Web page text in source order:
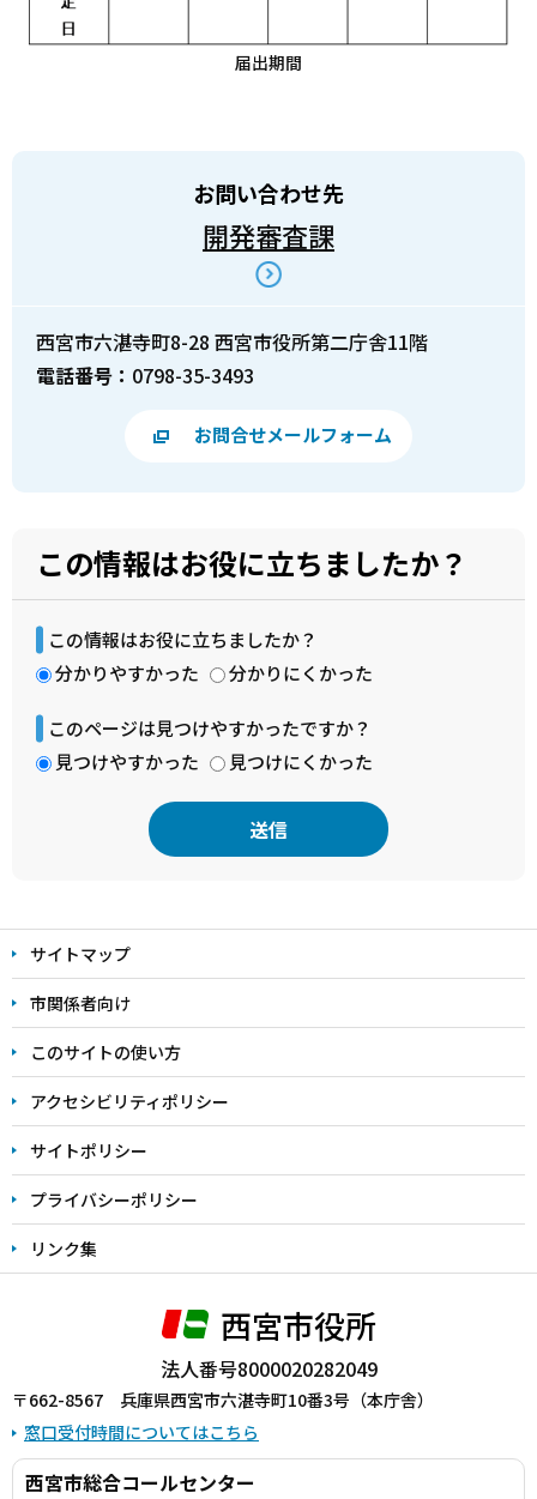
届出期間
お問い合わせ先
開発審査課
西宮市六湛寺町8-28 西宮市役所第二庁舎11階
電話番号： 0798-35-3493
お問合せメールフォーム
この情報はお役に立ちましたか？
この情報はお役に立ちましたか？
分かりやすかった
分かりにくかった
このページは見つけやすかったですか？
見つけやすかった
見つけにくかった
文
こ
こ
ま
で
サイトマップ
市関係者向け
このサイトの使い方
アクセシビリティポリシー
サイトポリシー
プライバシーポリシー
リンク集
西宮市役所
法人番号8000020282049
〒662-8567 兵庫県西宮市六湛寺町10番3号（本庁舎）
窓口受付時間についてはこちら
西宮市総合コールセンター